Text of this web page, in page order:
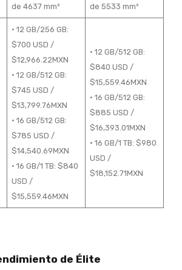
de 4637 mm²
de 5533 mm²
• 12 GB/256 GB:
$700 USD /
$12,966.22MXN
• 12 GB/512 GB:
$745 USD /
$13,799.76MXN
• 16 GB/512 GB:
$785 USD /
$14,540.69MXN
• 16 GB/1 TB: $840
USD /
$15,559.46MXN
• 12 GB/512 GB:
$840 USD /
$15,559.46MXN
• 16 GB/512 GB:
$885 USD /
$16,393.01MXN
• 16 GB/1 TB: $980
USD /
$18,152.71MXN
de Élite